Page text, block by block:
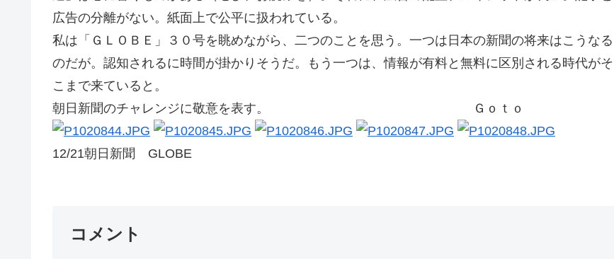
広告の分離がない。紙面上で公平に扱われている。
私は「ＧＬＯＢＥ」３０号を眺めながら、二つのことを思う。一つは日本の新聞の将来はこうなる
のだが。認知されるに時間が掛かりそうだ。もう一つは、情報が有料と無料に区別される時代がそ
こまで来ていると。
朝日新聞のチャレンジに敬意を表す。 Ｇｏｔｏ
12/21朝日新聞 GLOBE
コメント